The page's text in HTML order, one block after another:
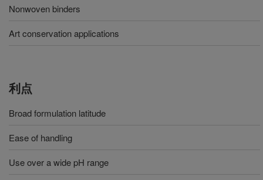
Nonwoven binders
Art conservation applications
利点
Broad formulation latitude
Ease of handling
Use over a wide pH range